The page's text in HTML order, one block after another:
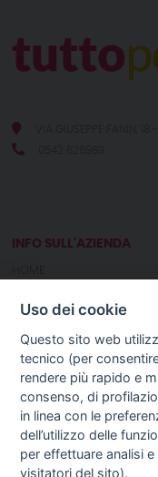
INFO SULL'AZIENDA
NOTIZIE
GUIDA AGLI ACQUISTI
PROCEDURA DI ACQUISTO
DIRITTO DI RECESSO
SPEDIZIONI E COSTI
Uso dei cookie
Questo sito web
tecnico (per
rendere più rapido e
consenso, di
in linea con le
dell’utilizzo delle
per effettuare analisi
visitatori del sito).